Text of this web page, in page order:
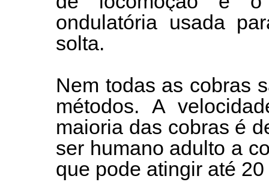
ondulatória usada
solta.
Nem todas as cobras
métodos. A
maioria das cobras é
ser humano adulto a
que pode atingir até 20